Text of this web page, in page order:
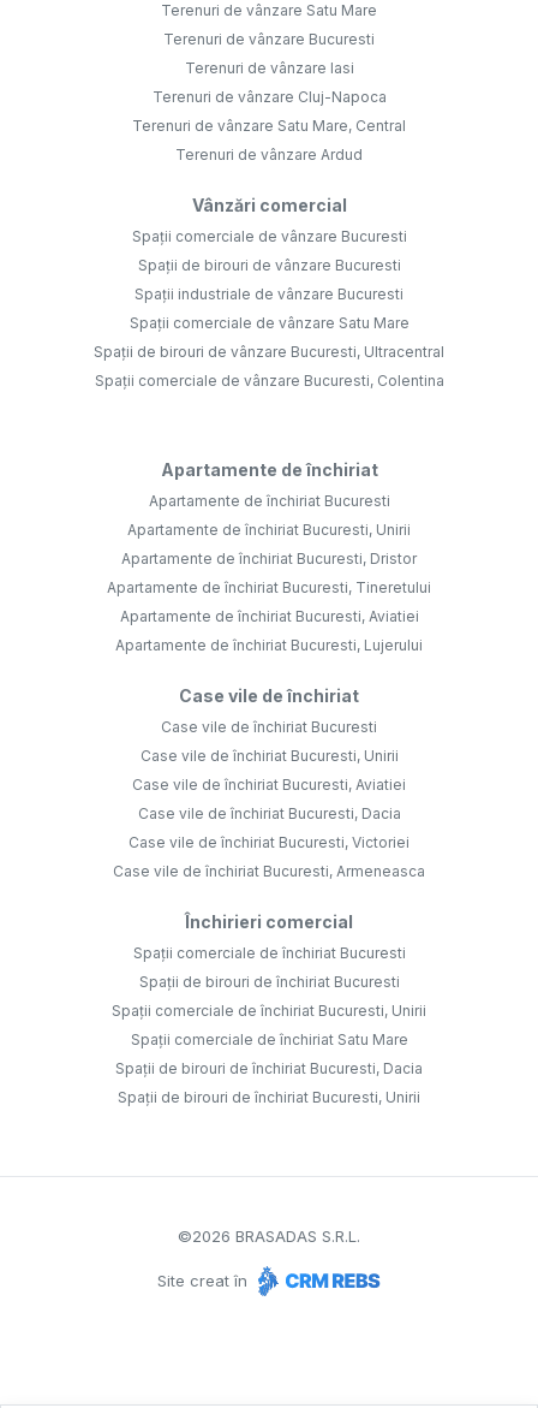
Terenuri de vânzare Satu Mare
Terenuri de vânzare Bucuresti
Terenuri de vânzare Iasi
Terenuri de vânzare Cluj-Napoca
Terenuri de vânzare Satu Mare, Central
Terenuri de vânzare Ardud
Vânzări comercial
Spații comerciale de vânzare Bucuresti
Spații de birouri de vânzare Bucuresti
Spații industriale de vânzare Bucuresti
Spații comerciale de vânzare Satu Mare
Spații de birouri de vânzare Bucuresti, Ultracentral
Spații comerciale de vânzare Bucuresti, Colentina
Apartamente de închiriat
Apartamente de închiriat Bucuresti
Apartamente de închiriat Bucuresti, Unirii
Apartamente de închiriat Bucuresti, Dristor
Apartamente de închiriat Bucuresti, Tineretului
Apartamente de închiriat Bucuresti, Aviatiei
Apartamente de închiriat Bucuresti, Lujerului
Case vile de închiriat
Case vile de închiriat Bucuresti
Case vile de închiriat Bucuresti, Unirii
Case vile de închiriat Bucuresti, Aviatiei
Case vile de închiriat Bucuresti, Dacia
Case vile de închiriat Bucuresti, Victoriei
Case vile de închiriat Bucuresti, Armeneasca
Închirieri comercial
Spații comerciale de închiriat Bucuresti
Spații de birouri de închiriat Bucuresti
Spații comerciale de închiriat Bucuresti, Unirii
Spații comerciale de închiriat Satu Mare
Spații de birouri de închiriat Bucuresti, Dacia
Spații de birouri de închiriat Bucuresti, Unirii
©2026 BRASADAS S.R.L.
Site creat în